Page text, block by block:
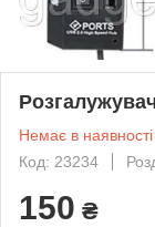
Немає в наявності
Код: 23234
150 ₴